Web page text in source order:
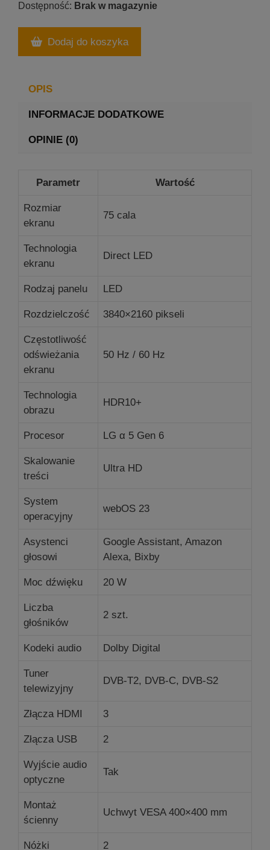
Brak w magazynie
Dodaj do koszyka
OPIS
INFORMACJE DODATKOWE
OPINIE (0)
Parametr Wartość
Rozmiar
ekranu
75 cala
Technologia
ekranu
Direct LED
Rodzaj panelu LED
Rozdzielczość 3840×2160 pikseli
Częstotliwość
odświeżania
ekranu
50 Hz / 60 Hz
Technologia
obrazu
HDR10+
Procesor LG α 5 Gen 6
Skalowanie
treści
Ultra HD
System
operacyjny
webOS 23
Asystenci
głosowi
Google Assistant, Amazon
Alexa, Bixby
Moc dźwięku 20 W
Liczba
głośników
2 szt.
Kodeki audio Dolby Digital
Tuner
telewizyjny
DVB-T2, DVB-C, DVB-S2
Złącza HDMI 3
Złącza USB 2
Wyjście audio
optyczne
Tak
Montaż
ścienny
Uchwyt VESA 400×400 mm
Nóżki 2